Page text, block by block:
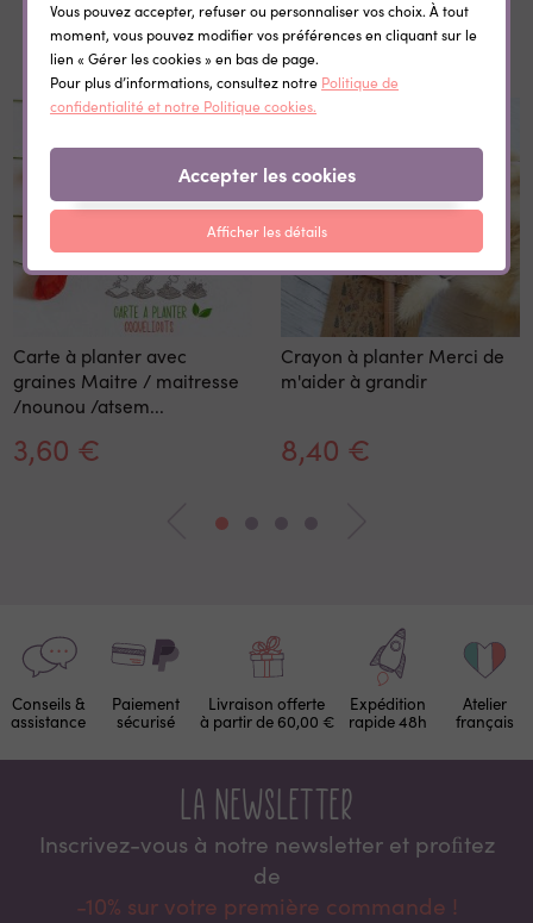
Dans la même catégorie
Carte à planter avec
graines Maitre / maitresse
/nounou /atsem...
3,60 €
Crayon à planter Merci de
m'aider à grandir
8,40 €
Conseils &
assistance
Paiement
sécurisé
Livraison offerte
à partir de 60,00 €
Expédition
rapide 48h
Atelier
français
La newsletter
Inscrivez-vous à notre newsletter et proﬁtez
de
-10% sur votre première commande !
Vous pouvez accepter, refuser ou personnaliser vos choix. À tout
moment, vous pouvez modifier vos préférences en cliquant sur le
lien « Gérer les cookies » en bas de page.
Pour plus d’informations, consultez notre Politique de
confidentialité et notre Politique cookies.
Accepter les cookies
Afficher les détails